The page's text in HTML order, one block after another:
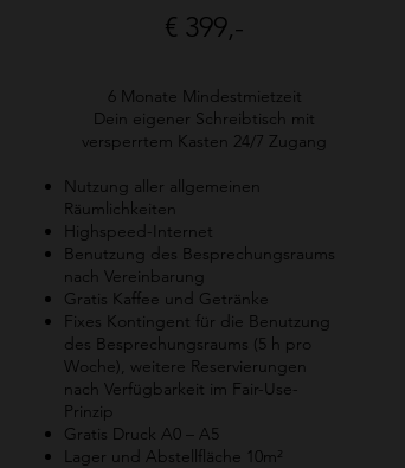
€ 399,-
6 Monate Mindestmietzeit
Dein eigener Schreibtisch mit
versperrtem Kasten 24/7 Zugang
Nutzung aller allgemeinen
Räumlichkeiten
Highspeed-Internet
Benutzung des Besprechungsraums
nach Vereinbarung
Gratis Kaffee und Getränke
Fixes Kontingent für die Benutzung
des Besprechungsraums (5 h pro
Woche), weitere Reservierungen
nach Verfügbarkeit im Fair-Use-
Prinzip
Gratis Druck A0 – A5
Lager und Abstellfläche 10m²